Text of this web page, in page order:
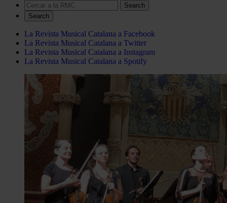
Search
La Revista Musical Catalana a Facebook
La Revista Musical Catalana a Twitter
La Revista Musical Catalana a Instagram
La Revista Musical Catalana a Spotify